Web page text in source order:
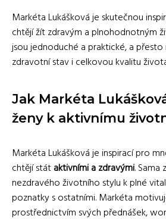
Markéta Lukášková je skutečnou
chtějí žít zdravým a plnohodnotným
jsou jednoduché a praktické, a přesto
zdravotní stav i celkovou kvalitu
Jak Markéta
ženy k aktivnímu
Markéta Lukášková je inspirací pro
chtějí státaktivními a zdravými. Sama
nezdravého životního stylu k plné
poznatky s ostatními. Markéta
prostřednictvím svých přednášek,